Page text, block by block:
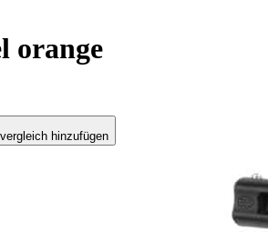
orange
hinzufügen